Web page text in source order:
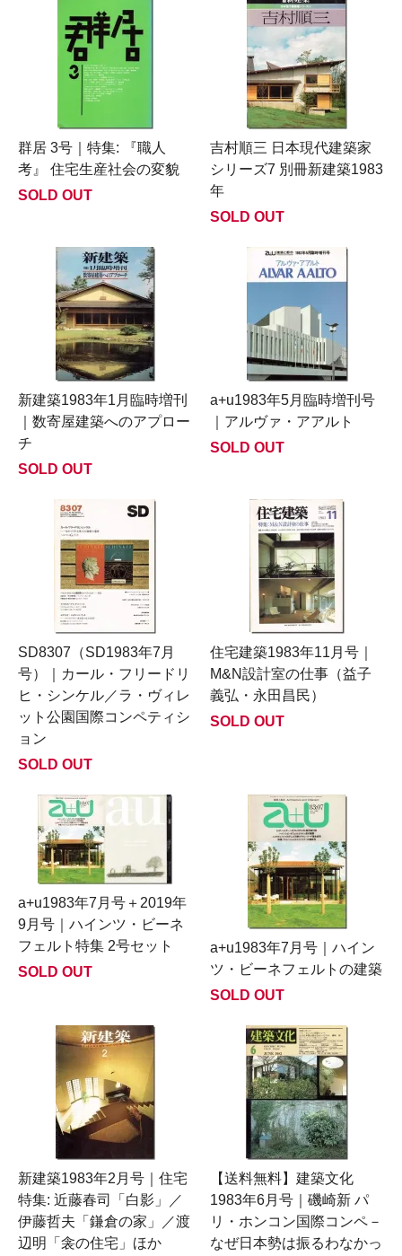
群居 3号｜特集: 『職人
考』 住宅生産社会の変貌
SOLD OUT
吉村順三 日本現代建築家
シリーズ7 別冊新建築1983
年
SOLD OUT
新建築1983年1月臨時増刊
｜数寄屋建築へのアプロー
チ
SOLD OUT
a+u1983年5月臨時増刊号
｜アルヴァ・アアルト
SOLD OUT
SD8307（SD1983年7月
号）｜カール・フリードリ
ヒ・シンケル／ラ・ヴィレ
ット公園国際コンペティシ
ョン
SOLD OUT
住宅建築1983年11月号｜
M&N設計室の仕事（益子
義弘・永田昌民）
SOLD OUT
a+u1983年7月号＋2019年
9月号｜ハインツ・ビーネ
フェルト特集 2号セット
SOLD OUT
a+u1983年7月号｜ハイン
ツ・ビーネフェルトの建築
SOLD OUT
新建築1983年2月号｜住宅
特集: 近藤春司「白影」／
伊藤哲夫「鎌倉の家」／渡
辺明「衾の住宅」ほか
【送料無料】建築文化
1983年6月号｜磯崎新 パ
リ・ホンコン国際コンペ－
なぜ日本勢は振るわなかっ